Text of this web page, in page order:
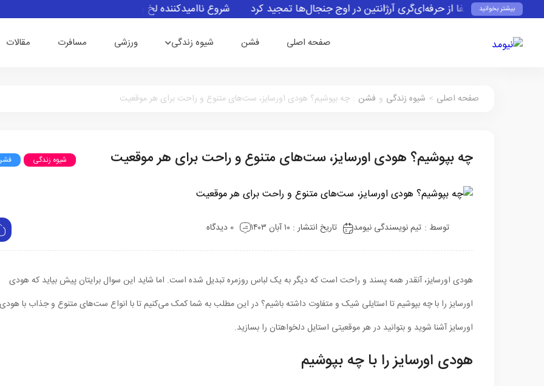
بیشتر بخوانید
رئیس فیفا از حرفه‌ای‌گری آرژانتین در اوج جنجال‌ها تمجید کرد شروع ناامیدکننده لخ پوزنان و صیادمنشو در اکستراکلاسا
صفحه اصلی فشن شیوه زندگی ورزشی مسافرت مقالات
صفحه اصلی > شیوه زندگی و فشن : چه بپوشیم؟ هودی اورسایز، ست‌های متنوع و راحت برای هر موقعیت
چه بپوشیم؟ هودی اورسایز، ست‌های متنوع و راحت برای هر موقعیت شیوه زندگی
توسط : تیم نویسندگی نیومد تاریخ انتشار : ۱۰ آبان ۱۴۰۳ 0 دیدگاه
هودی اورسایز، آنقدر همه پسند و راحت است که دیگر به یک لباس روزمره تبدیل شده است. اما شاید این سوال برایتان پیش بیاید که هودی
اورسایز را با چه بپوشیم تا استایلی شیک و متفاوت داشته باشیم؟ در این مطلب به شما کمک می‌کنیم تا با انواع ست‌های متنوع و جذاب با هودی
اورسایز آشنا شوید و بتوانید در هر موقعیتی استایل دلخواهتان را بسازید.
هودی اورسایز را با چه بپوشیم